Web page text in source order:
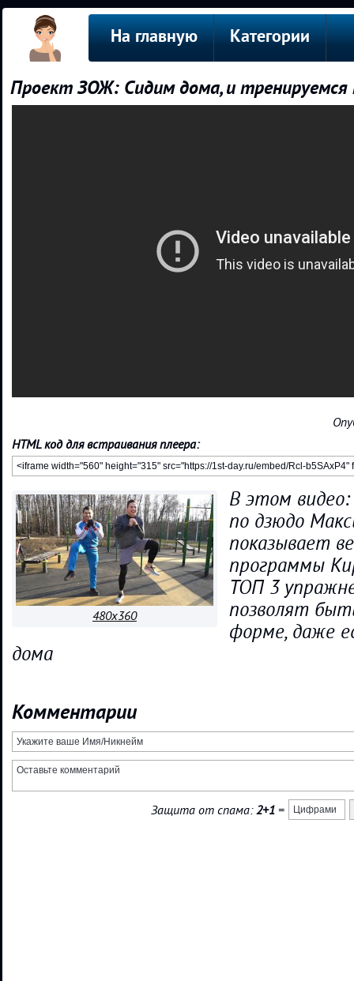
На главную Категории
Проект ЗОЖ: Сидим дома, и тренируемся
HTML код для встраивания плеера:
480x360
В этом
по дзюдо
показывает
программы
ТОП 3
позволят
форме, даже
дома
Комментарии
Защита от спама:2+1 =